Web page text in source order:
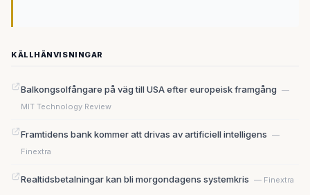
KÄLLHÄNVISNINGAR
Balkongsolfångare på väg till USA efter europeisk framgång —
MIT Technology Review
Framtidens bank kommer att drivas av artificiell intelligens —
Finextra
Realtidsbetalningar kan bli morgondagens systemkris — Finextra